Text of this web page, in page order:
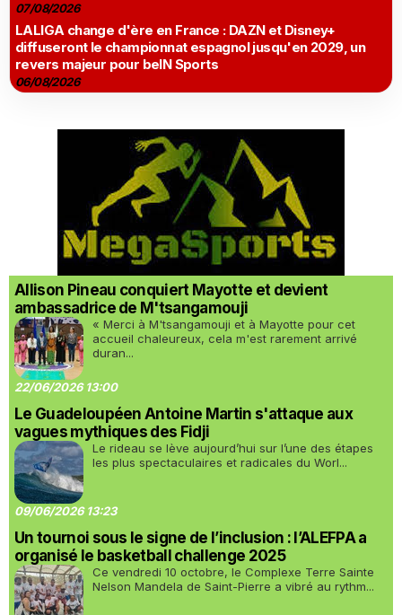
07/08/2026
LALIGA change d'ère en France : DAZN et Disney+
diffuseront le championnat espagnol jusqu'en 2029, un
revers majeur pour beIN Sports
06/08/2026
Allison Pineau conquiert Mayotte et devient
ambassadrice de M'tsangamouji
« Merci à M'tsangamouji et à Mayotte pour cet
accueil chaleureux, cela m'est rarement arrivé
duran...
22/06/2026 13:00
Le Guadeloupéen Antoine Martin s'attaque aux
vagues mythiques des Fidji
Le rideau se lève aujourd’hui sur l’une des étapes
les plus spectaculaires et radicales du Worl...
09/06/2026 13:23
Un tournoi sous le signe de l’inclusion : l’ALEFPA a
organisé le basketball challenge 2025
Ce vendredi 10 octobre, le Complexe Terre Sainte
Nelson Mandela de Saint-Pierre a vibré au rythm...